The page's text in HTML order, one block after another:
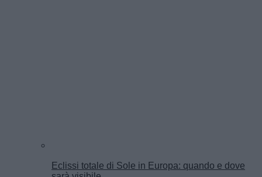
Eclissi totale di Sole in Europa: quando e dove